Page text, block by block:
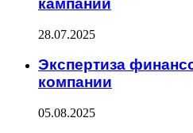
кампаний
28.07.2025
Экспертиза
компании
05.08.2025